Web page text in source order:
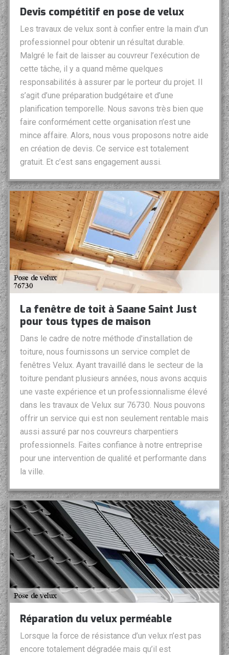
Devis compétitif en pose de velux
Les travaux de velux sont à confier entre la main d’un
professionnel pour obtenir un résultat durable.
Malgré le fait de laisser au couvreur l’exécution de
cette tâche, il y a quand même quelques
responsabilités à assurer par le porteur du projet. Il
s’agit d’une préparation budgétaire et d’une
planification temporelle. Nous savons très bien que
faire conformément cette organisation n’est une
mince affaire. Alors, nous vous proposons notre aide
en création de devis. Ce service est totalement
gratuit. Et c’est sans engagement aussi.
La fenêtre de toit à Saane Saint Just
pour tous types de maison
Dans le cadre de notre méthode d'installation de
toiture, nous fournissons un service complet de
fenêtres Velux. Ayant travaillé dans le secteur de la
toiture pendant plusieurs années, nous avons acquis
une vaste expérience et un professionnalisme élevé
dans les travaux de Velux sur 76730. Nous pouvons
offrir un service qui est non seulement rentable mais
aussi assuré par nos couvreurs charpentiers
professionnels. Faites confiance à notre entreprise
pour une intervention de qualité et performante dans
la ville.
Réparation du velux perméable
Lorsque la force de résistance d’un velux n’est pas
encore totalement dégradée mais qu’il est